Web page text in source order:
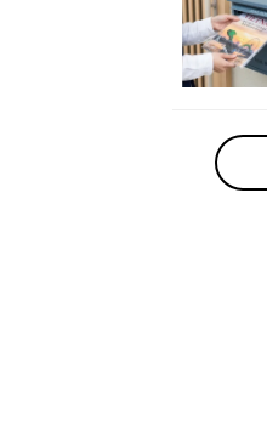
赤ちゃ
育児日記・